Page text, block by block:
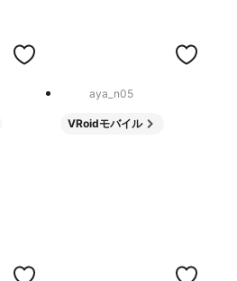
aya_n05
VRoidモバイル